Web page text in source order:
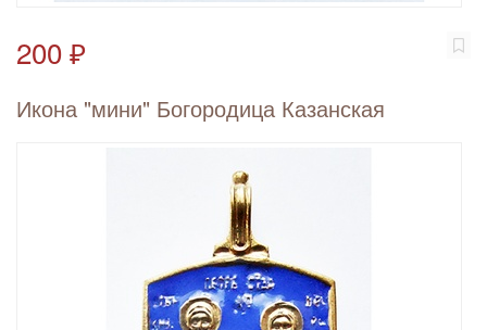
200 ₽
Икона "мини" Богородица Казанская